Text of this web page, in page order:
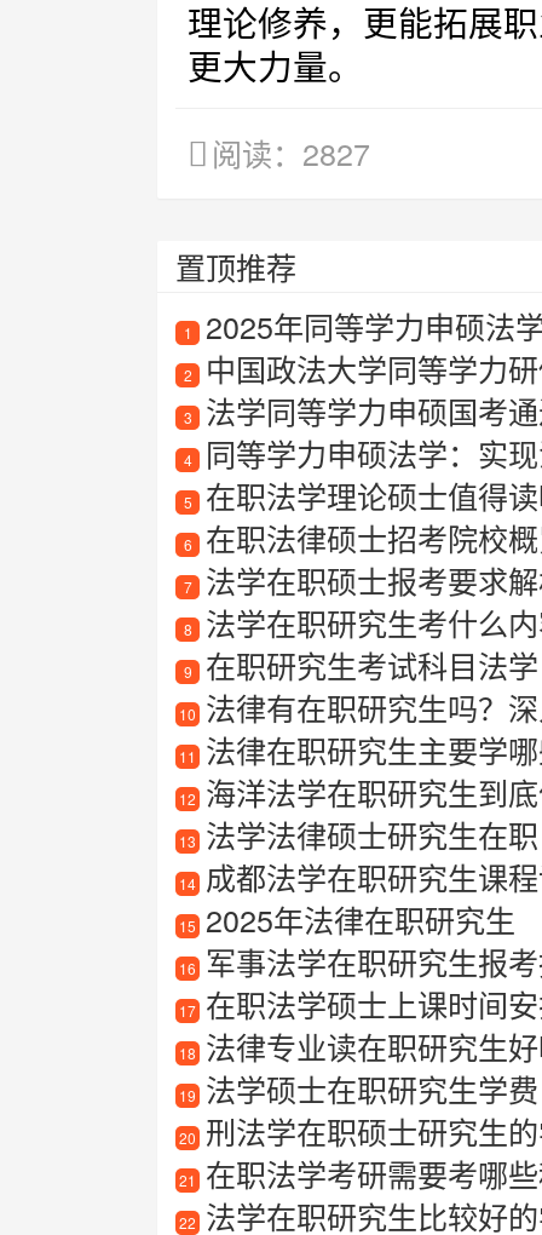
理论修养，更能拓展
更大力量。
阅读：2827
置顶推荐
1 2025年同等学力申硕法
2 中国政法大学同等学力
3 法学同等学力申硕国考
4 同等学力申硕法学：实
5 在职法学理论硕士值得
6 在职法律硕士招考院校
7 法学在职硕士报考要求
8 法学在职研究生考什么
9 在职研究生考试科目法学
10 法律有在职研究生吗？
11 法律在职研究生主要学
12 海洋法学在职研究生到底
13 法学法律硕士研究生在职
14 成都法学在职研究生课
15 2025年法律在职研究生
16 军事法学在职研究生报考指
17 在职法学硕士上课时间
18 法律专业读在职研究生
19 法学硕士在职研究生学费
20 刑法学在职硕士研究生
21 在职法学考研需要考哪
22 法学在职研究生比较好